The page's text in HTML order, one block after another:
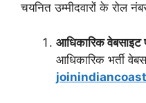
चयनित उम्मीदवारों के रोल
आधिकारिक वेबसाइट
आधिकारिक भर्ती